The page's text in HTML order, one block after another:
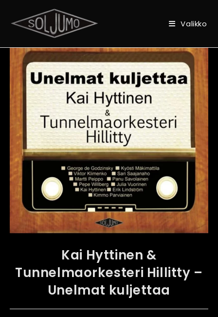
Valikko
Kai Hyttinen &
Tunnelmaorkesteri Hillitty –
Unelmat kuljettaa